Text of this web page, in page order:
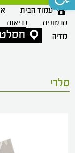
עמוד הבית
סרטונים
בריאות
מדיה
סלרי